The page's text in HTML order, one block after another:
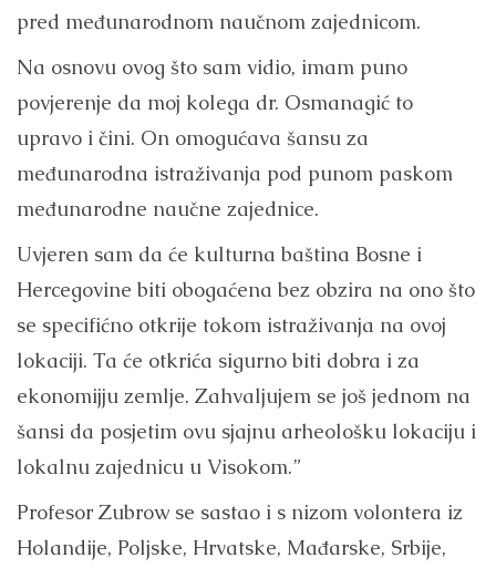
pred međunarodnom naučnom zajednicom.
Na osnovu ovog što sam vidio, imam puno
povjerenje da moj kolega dr. Osmanagić to
upravo i čini. On omogućava šansu za
međunarodna istraživanja pod punom paskom
međunarodne naučne zajednice.
Uvjeren sam da će kulturna baština Bosne i
Hercegovine biti obogaćena bez obzira na ono što
se specifićno otkrije tokom istraživanja na ovoj
lokaciji. Ta će otkrića sigurno biti dobra i za
ekonomijju zemlje. Zahvaljujem se još jednom na
šansi da posjetim ovu sjajnu arheološku lokaciju i
lokalnu zajednicu u Visokom.”
Profesor Zubrow se sastao i s nizom volontera iz
Holandije, Poljske, Hrvatske, Mađarske, Srbije,